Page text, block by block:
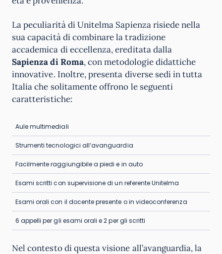
La peculiarità di Unitelma Sapienza risiede nella
sua capacità di combinare la tradizione
accademica di eccellenza, ereditata dalla
Sapienza di Roma, con metodologie didattiche
innovative. Inoltre, presenta diverse sedi in tutta
Italia che solitamente offrono le seguenti
caratteristiche:
Aule multimediali
Strumenti tecnologici all’avanguardia
Facilmente raggiungibile a piedi e in auto
Esami scritti con supervisione di un referente Unitelma
Esami orali con il docente presente o in videoconferenza
6 appelli per gli esami orali e 2 per gli scritti
Nel contesto di questa visione all’avanguardia, la